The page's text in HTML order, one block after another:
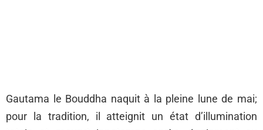
Gautama le Bouddha naquit à la pleine lune de mai;
pour la tradition, il atteignit un état d’illumination